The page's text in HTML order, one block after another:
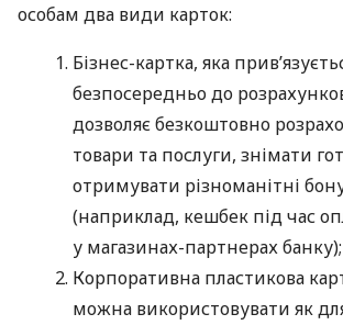
особам два види карток:
Бізнес-картка, яка
безпосередньо до
дозволяє безкоштовно
товари та послуги, знімати
отримувати різноманітні
(наприклад, кешбек під час
у магазинах-партнерах банку);
Корпоративна пластикова
можна використовувати як